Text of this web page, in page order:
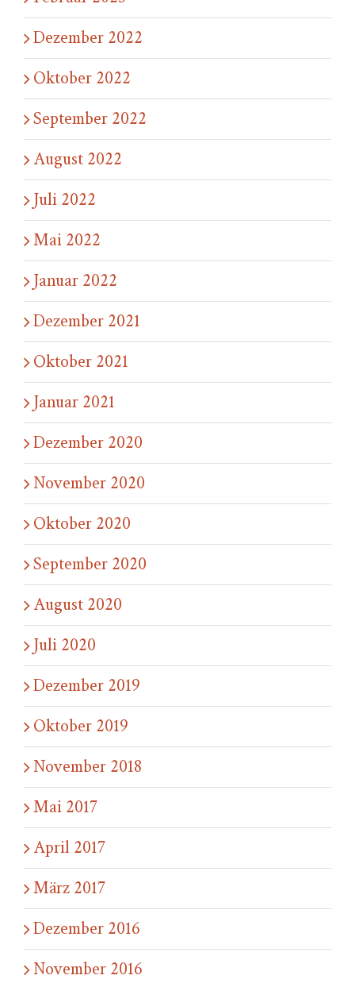
Dezember 2022
Oktober 2022
September 2022
August 2022
Juli 2022
Mai 2022
Januar 2022
Dezember 2021
Oktober 2021
Januar 2021
Dezember 2020
November 2020
Oktober 2020
September 2020
August 2020
Juli 2020
Dezember 2019
Oktober 2019
November 2018
Mai 2017
April 2017
März 2017
Dezember 2016
November 2016